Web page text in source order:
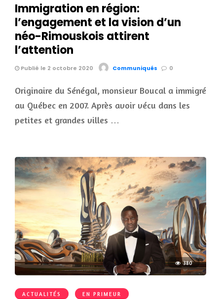
Immigration en région:
l’engagement et la vision d’un
néo-Rimouskois attirent
l’attention
Publié le 2 octobre 2020 Communiqués 0
Originaire du Sénégal, monsieur Boucal a immigré
au Québec en 2007. Après avoir vécu dans les
petites et grandes villes …
380
ACTUALITÉS EN PRIMEUR